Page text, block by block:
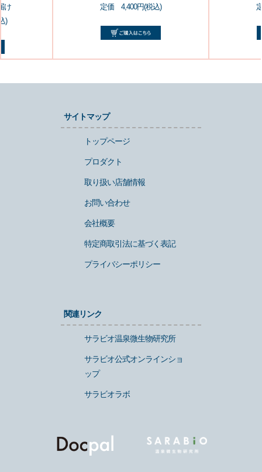
け
)
定価 4,400円(税込)
サイトマップ
トップページ
プロダクト
取り扱い店舗情報
お問い合わせ
会社概要
特定商取引法に基づく表記
プライバシーポリシー
関連リンク
サラビオ温泉微生物研究所
サラビオ公式オンラインショ
ップ
サラビオラボ